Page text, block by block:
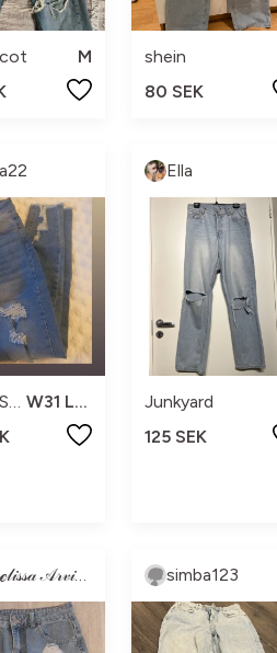
M
shein
80 SEK
SHEIN SXY
W31 L32
Ella
Junkyard
125 SEK
🤍ℳℯ𝓁𝒾𝓈𝓈𝒶 𝒜𝓇𝓋𝒾𝒹𝓈𝓈ℴ𝓃🤍 simba123